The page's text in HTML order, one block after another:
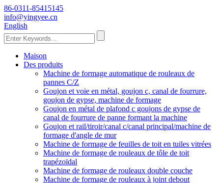
86-0311-85415145
info@yingyee.cn
English
Maison
Des produits
Machine de formage automatique de rouleaux de
pannes C/Z
Goujon et voie en métal, goujon c, canal de fourrure,
goujon de gypse, machine de formage
Goujon en métal de plafond c goujons de gypse de
canal de fourrure de panne formant la machine
Goujon et rail/tiroir/canal c/canal principal/machine de
formage d'angle de mur
Machine de formage de feuilles de toit en tuiles vitrées
Machine de formage de rouleaux de tôle de toit
trapézoïdal
Machine de formage de rouleaux double couche
Machine de formage de rouleaux à joint debout